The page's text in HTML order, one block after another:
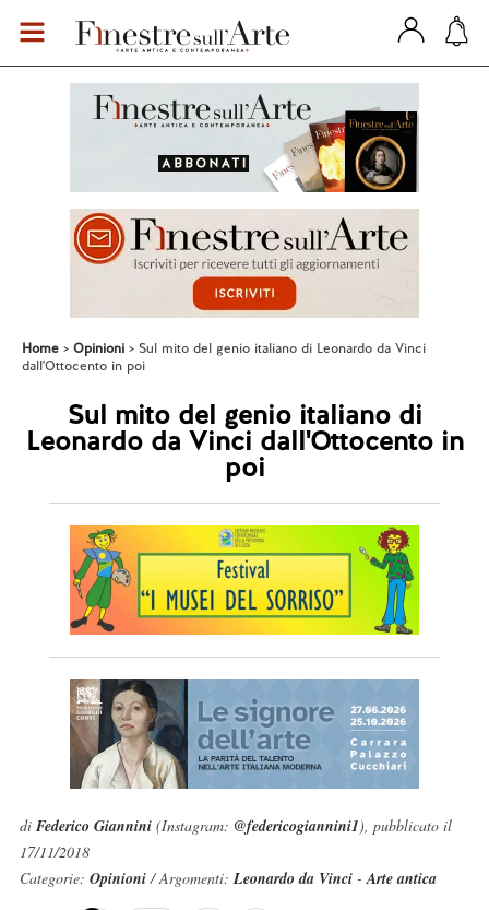
Home Opinioni
Sul mito del genio italiano di Leonardo da Vinci
dall'Ottocento in poi
Sul mito del genio italiano di
Leonardo da Vinci dall'Ottocento in
poi
di Federico Giannini(Instagram: @federicogiannini1), pubblicato il
17/11/2018
Categorie: Opinioni/ Argomenti:Leonardo da Vinci-Arte antica